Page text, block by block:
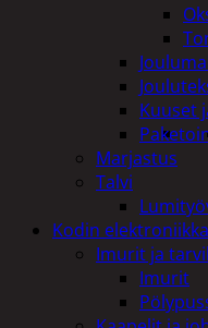
Kuuset
Marjastus
Talvi
Kodin
Imurit ja
Imurit